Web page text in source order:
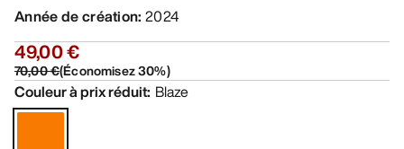
Année de création: 2024
49,00 €
70,00 €(Économisez30%)
Couleur à prix réduit: Blaze